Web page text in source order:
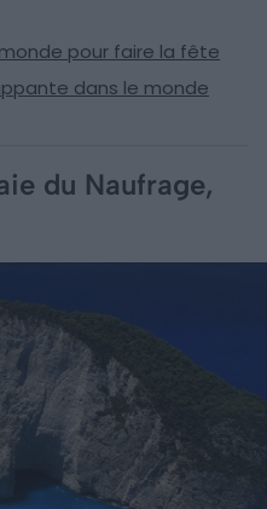
pour faire la fête
dans le monde
du Naufrage,